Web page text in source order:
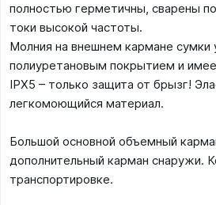
полностью герметичны, сварены
токи высокой частоты.
Молния на внешнем кармане сумки
полиуретановым покрытием и
IPX5 – только защита от брызг!
легкомоющийся материал.
Большой основной объемный
дополнительный карман снаружи.
транспортировке.